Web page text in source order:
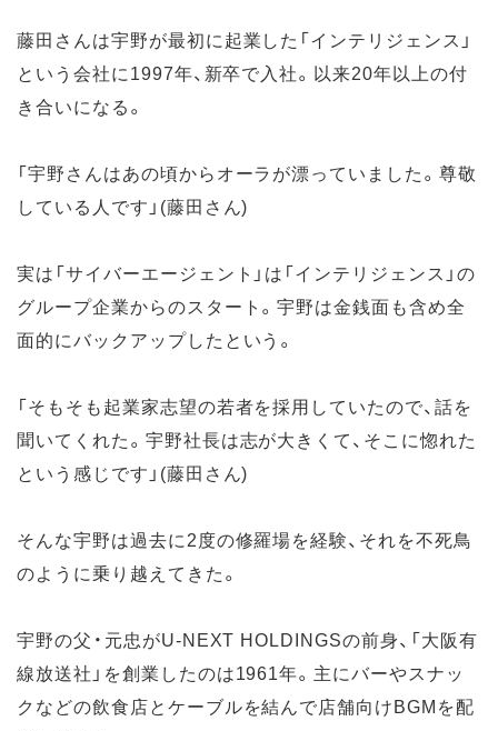
藤田さんは宇野が最初に起業した「インテリジェンス」
という会社に1997年、新卒で入社。以来20年以上の付
き合いになる。
「宇野さんはあの頃からオーラが漂っていました。尊敬
している人です」(藤田さん)
実は「サイバーエージェント」は「インテリジェンス」の
グループ企業からのスタート。宇野は金銭面も含め全
面的にバックアップしたという。
「そもそも起業家志望の若者を採用していたので、話を
聞いてくれた。宇野社長は志が大きくて、そこに惚れた
という感じです」(藤田さん)
そんな宇野は過去に2度の修羅場を経験、それを不死鳥
のように乗り越えてきた。
宇野の父・元忠がU-NEXT HOLDINGSの前身、「大阪有
線放送社」を創業したのは1961年。主にバーやスナッ
クなどの飲食店とケーブルを結んで店舗向けBGMを配